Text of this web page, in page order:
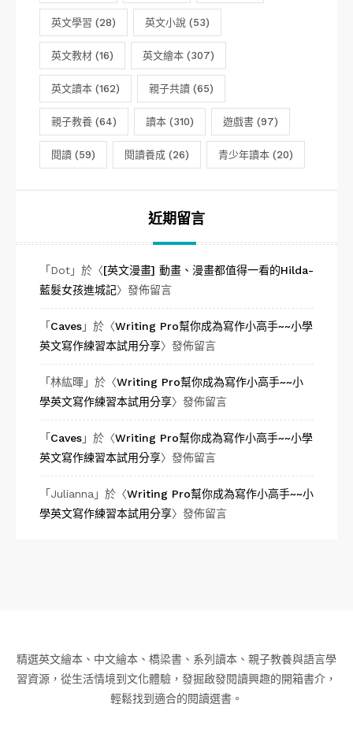
英文學習 (28) 英文小說 (53)
英文教材 (16) 英文繪本 (307)
英文讀本 (162) 親子共讀 (65)
親子教養 (64) 讀本 (310) 遊戲書 (97)
閱讀 (59) 閱讀養成 (26) 青少年讀本 (20)
近期留言
「 Dot」於〈[英文漫畫] 動畫、漫畫都值得一看的Hilda-
藍髮女孩進城記〉發佈留言
「 Caves」於〈Writing Pro幫你成為寫作小高手~~小學
英文寫作練習本試用分享〉發佈留言
「林紘暉 」於〈Writing Pro幫你成為寫作小高手~~小
學英文寫作練習本試用分享〉發佈留言
「 Caves」於〈Writing Pro幫你成為寫作小高手~~小學
英文寫作練習本試用分享〉發佈留言
「 Julianna 」於〈Writing Pro幫你成為寫作小高手~~小
學英文寫作練習本試用分享〉發佈留言
精選英文繪本、中文繪本、橋梁書、系列讀本、親子教養與語言學
習資源，從生活情境到文化體驗，發掘啟發閱讀興趣的開箱書介，
輕鬆找到適合的閱讀選書。